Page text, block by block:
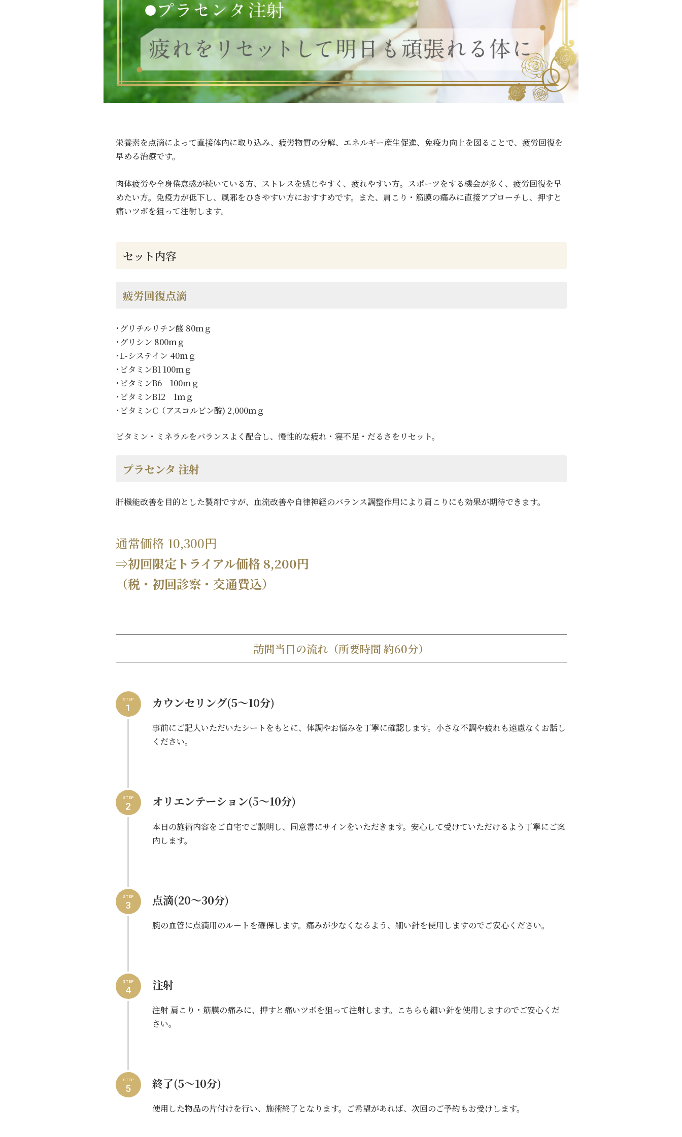
栄養素を点滴によって直接体内に取り込み、疲労物質の分解、エネルギー産生促進、免疫力向上を図ることで、疲労回復を
早める治療です。
肉体疲労や全身倦怠感が続いている方、ストレスを感じやすく、疲れやすい方。スポーツをする機会が多く、疲労回復を早
めたい方。免疫力が低下し、風邪をひきやすい方におすすめです。また、肩こり・筋膜の痛みに直接アプローチし、押すと
痛いツボを狙って注射します。
セット内容
疲労回復点滴
･グリチルリチン酸 80ｍｇ
･グリシン 800ｍｇ
･L-システイン 40ｍｇ
･ビタミンB1 100ｍｇ
･ビタミンB6 100ｍｇ
･ビタミンB12 1ｍｇ
･ビタミンC（アスコルビン酸) 2,000ｍｇ
ビタミン・ミネラルをバランスよく配合し、慢性的な疲れ・寝不足・だるさをリセット。
プラセンタ 注射
肝機能改善を目的とした製剤ですが、血流改善や自律神経のバランス調整作用により肩こりにも効果が期待できます。
通常価格 10,300円
⇒初回限定トライアル価格 8,200円
（税・初回診察・交通費込）
訪問当日の流れ（所要時間 約60分）
カウンセリング(5～10分)
事前にご記入いただいたシートをもとに、体調やお悩みを丁寧に確認します。小さな不調や疲れも遠慮なくお話し
ください。
STEP
1
オリエンテーション(5～10分)
本日の施術内容をご自宅でご説明し、同意書にサインをいただきます。安心して受けていただけるよう丁寧にご案
内します。
STEP
2
点滴(20～30分)
腕の血管に点滴用のルートを確保します。痛みが少なくなるよう、細い針を使用しますのでご安心ください。
STEP
3
注射
注射 肩こり・筋膜の痛みに、押すと痛いツボを狙って注射します。こちらも細い針を使用しますのでご安心くだ
さい。
STEP
4
終了(5～10分)
使用した物品の片付けを行い、施術終了となります。ご希望があれば、次回のご予約もお受けします。
STEP
5